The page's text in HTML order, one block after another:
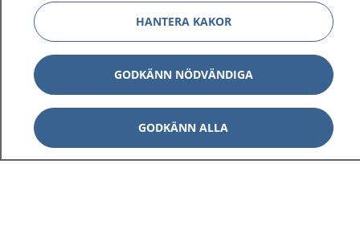
1177 på flera språk
Om 1177 Visa
Kontakt Visa
HANTERA KAKOR
GODKÄNN NÖDVÄNDIGA
GODKÄNN ALLA